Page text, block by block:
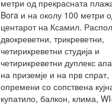
метри од прекрасната
Bora и на околу 100 метри
центарот на Ксамил.
двокреветни, трикреветни,
четирикреветни студија и
четирикреветни дуплекс
на приземје и на прв спрат,
опремени со сопствена
купатило, балкон, клима,